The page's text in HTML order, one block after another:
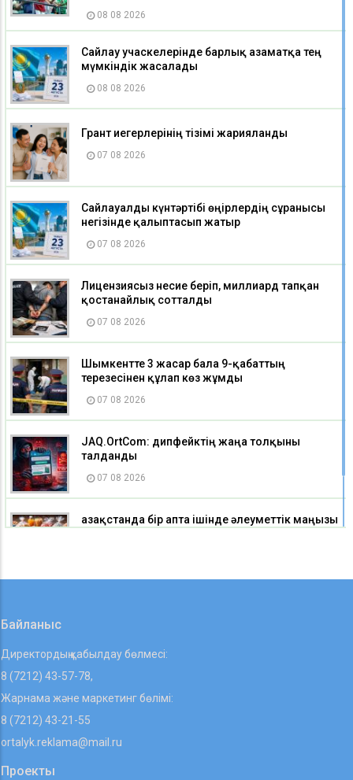
08 08 2026
Сайлау учаскелерінде барлық азаматқа тең
мүмкіндік жасалады
08 08 2026
Грант иегерлерінің тізімі жарияланды
07 08 2026
Сайлауалды күнтәртібі өңірлердің сұранысы
негізінде қалыптасып жатыр
07 08 2026
Лицензиясыз несие беріп, миллиард тапқан
қостанайлық сотталды
07 08 2026
Шымкентте 3 жасар бала 9-қабаттың
терезесінен құлап көз жұмды
07 08 2026
JAQ.OrtCom: дипфейктің жаңа толқыны
талданды
07 08 2026
Қазақстанда бір апта ішінде әлеуметтік маңызы
Байланыс
Директордың қабылдау бөлмесі:
8 (7212) 43-57-78,
Жарнама және маркетинг бөлімі:
8 (7212) 43-21-55
ortalyk.reklama@mail.ru
Проекты